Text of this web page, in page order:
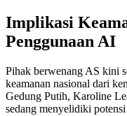
Implikasi
Penggunaan AI
Pihak berwenang AS kini
keamanan nasional dari
Gedung Putih, Karoline
sedang menyelidiki